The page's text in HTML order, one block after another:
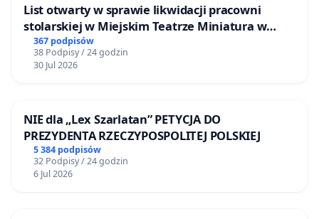
List otwarty w sprawie likwidacji pracowni
stolarskiej w Miejskim Teatrze Miniatura w
Gdańsku
367 podpisów
38 Podpisy / 24 godzin
30 Jul 2026
NIE dla „Lex Szarlatan” PETYCJA DO
PREZYDENTA RZECZYPOSPOLITEJ POLSKIEJ
5 384 podpisów
32 Podpisy / 24 godzin
6 Jul 2026